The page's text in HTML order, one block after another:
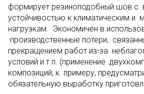
формируeт резиноподобный шов с
устойчивостью к климатическим и
нагрузкам. Экономичен в
производственные потери,
прекращением работ из-за
условий и т.п. (применение
композиций, к примеру,
обязательную выработку